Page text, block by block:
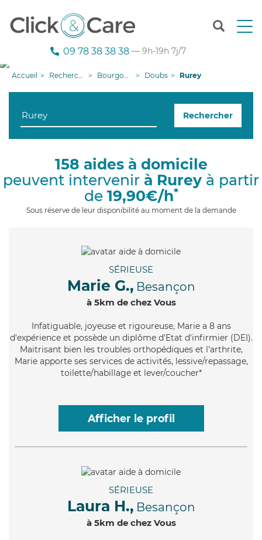
T
n
g
i
09 78 38 38 38 — 9h-19h 7j/7
Accueil Recherche aide à domicile Bourgogne-Franche-Comté Doubs Rurey
Rechercher
158 aides à domicile
peuvent intervenir à Rurey à partir
de 19,90€/h*
Sous réserve de leur disponibilité au moment de la demande
SÉRIEUSE
Marie G., Besançon
à 5km de chez Vous
Infatiguable, joyeuse et rigoureuse, Marie a 8 ans
d'expérience et possède un diplôme d'Etat d'infirmier (DEI).
Maitrisant bien les troubles orthopédiques et l'arthrite,
Marie apporte ses services de activités, lessive/repassage,
toilette/habillage et lever/coucher*
Afficher le profil
SÉRIEUSE
Laura H., Besançon
à 5km de chez Vous